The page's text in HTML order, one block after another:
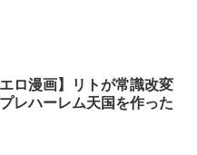
エロ漫画】リトが常識改変
レハーレム天国を作った